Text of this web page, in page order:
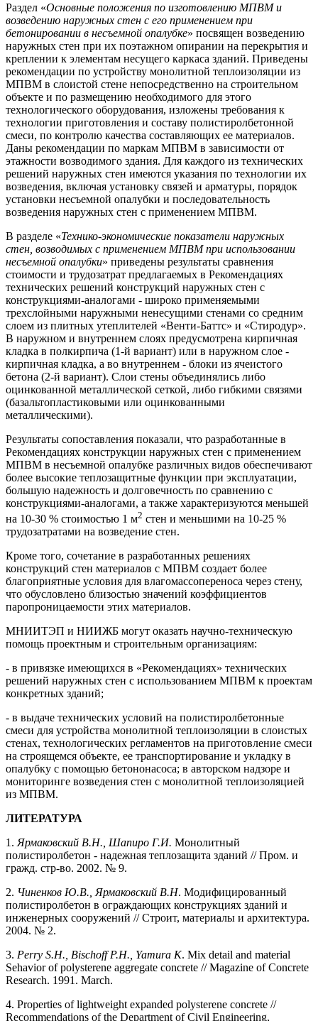
Раздел «Основные положения по изготовлению МПВМ и
возведению наружных стен с его применением при
бетонировании в несъемной опалубке» посвящен возведению
наружных стен при их поэтажном опирании на перекрытия и
креплении к элементам несущего каркаса зданий. Приведены
рекомендации по устройству монолитной теплоизоляции из
МПВМ в слоистой стене непосредственно на строительном
объекте и по размещению необходимого для этого
технологического оборудования, изложены требования к
технологии приготовления и составу полистиролбетонной
смеси, по контролю качества составляющих ее материалов.
Даны рекомендации по маркам МПВМ в зависимости от
этажности возводимого здания. Для каждого из технических
решений наружных стен имеются указания по технологии их
возведения, включая установку связей и арматуры, порядок
установки несъемной опалубки и последовательность
возведения наружных стен с применением МПВМ.
В разделе «Технико-экономические показатели наружных
стен, возводимых с применением МПВМ при использовании
несъемной опалубки» приведены результаты сравнения
стоимости и трудозатрат предлагаемых в Рекомендациях
технических решений конструкций наружных стен с
конструкциями-аналогами - широко применяемыми
трехслойными наружными ненесущими стенами со средним
слоем из плитных утеплителей «Венти-Баттс» и «Стиродур».
В наружном и внутреннем слоях предусмотрена кирпичная
кладка в полкирпича (1-й вариант) или в наружном слое -
кирпичная кладка, а во внутреннем - блоки из ячеистого
бетона (2-й вариант). Слои стены объединялись либо
оцинкованной металлической сеткой, либо гибкими связями
(базальтопластиковыми или оцинкованными
металлическими).
Результаты сопоставления показали, что разработанные в
Рекомендациях конструкции наружных стен с применением
МПВМ в несъемной опалубке различных видов обеспечивают
более высокие теплозащитные функции при эксплуатации,
большую надежность и долговечность по сравнению с
конструкциями-аналогами, а также характеризуются меньшей
на 10-30 % стоимостью 1 м2 стен и меньшими на 10-25 %
трудозатратами на возведение стен.
Кроме того, сочетание в разработанных решениях
конструкций стен материалов с МПВМ создает более
благоприятные условия для влагомассопереноса через стену,
что обусловлено близостью значений коэффициентов
паропроницаемости этих материалов.
МНИИТЭП и НИИЖБ могут оказать научно-техническую
помощь проектным и строительным организациям:
- в привязке имеющихся в «Рекомендациях» технических
решений наружных стен с использованием МПВМ к проектам
конкретных зданий;
- в выдаче технических условий на полистиролбетонные
смеси для устройства монолитной теплоизоляции в слоистых
стенах, технологических регламентов на приготовление смеси
на строящемся объекте, ее транспортирование и укладку в
опалубку с помощью бетононасоса; в авторском надзоре и
мониторинге возведения стен с монолитной теплоизоляцией
из МПВМ.
ЛИТЕРАТУРА
1. Ярмаковский В.Н., Шапиро Г.И. Монолитный
полистиролбетон - надежная теплозащита зданий // Пром. и
гражд. стр-во. 2002. № 9.
2. Чиненков Ю.В., Ярмаковский В.Н. Модифицированный
полистиролбетон в ограждающих конструкциях зданий и
инженерных сооружений // Строит, материалы и архитектура.
2004. № 2.
3. Perry S.H., Bischoff P.H., Yamura К. Mix detail and material
Sehavior of polysterene aggregate concrete // Magazine of Concrete
Research. 1991. March.
4. Properties of lightweight expanded polysterene concrete //
Recommendations of the Department of Civil Engineering,